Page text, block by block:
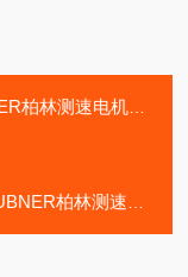
速电机TDP0,09LT-4
速电机TDP0,09LT-2